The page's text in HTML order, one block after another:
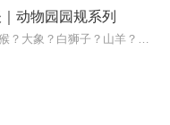
动物园园规系列